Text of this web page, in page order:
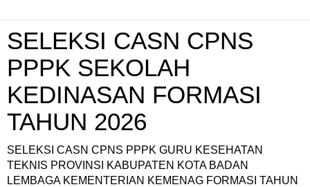
SELEKSI CASN CPNS
PPPK SEKOLAH
KEDINASAN FORMASI
TAHUN 2026
SELEKSI CASN CPNS PPPK GURU KESEHATAN
TEKNIS PROVINSI KABUPATEN KOTA BADAN
LEMBAGA KEMENTERIAN KEMENAG FORMASI TAHUN